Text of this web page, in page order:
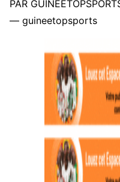
PAR
— guineetopsports